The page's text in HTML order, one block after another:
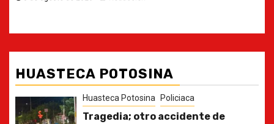
HUASTECA POTOSINA
Huasteca Potosina Policiaca
Tragedia; otro accidente de